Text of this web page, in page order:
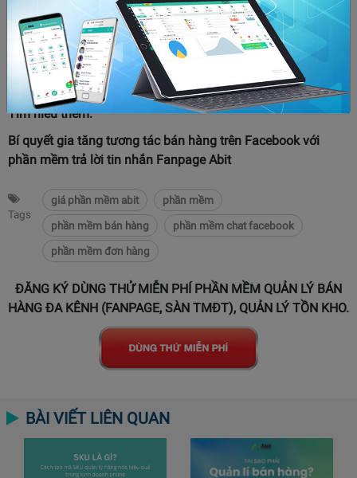
Abit mà chúng tôi đã tổng hợp. Với phần mềm này, bạn chỉ
cần vài thao tác đơn giản, vừa tiết kiệm thời gian cũng như
chi phí mà vẫn đạt hiệu quả chốt đơn cao. Nếu vẫn còn nghi
ngờ về những tính năng tuyệt vời của Abit, còn chần chờ gì
mà không thử trải nghiệm ngay với 15 ngày miễn phí.
Tìm hiểu thêm:
Bí quyết gia tăng tương tác bán hàng trên Facebook với
phần mềm trả lời tin nhắn Fanpage Abit
Tags
giá phần mềm abit
phần mềm
phần mềm bán hàng
phần mềm chat facebook
phần mềm đơn hàng
ĐĂNG KÝ DÙNG THỬ MIỄN PHÍ PHẦN MỀM QUẢN LÝ BÁN
HÀNG ĐA KÊNH (FANPAGE, SÀN TMĐT), QUẢN LÝ TỒN KHO.
BÀI VIẾT LIÊN QUAN